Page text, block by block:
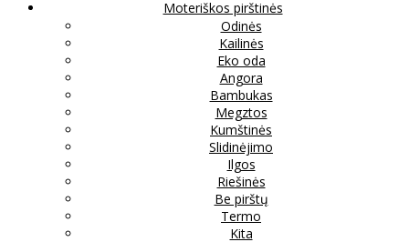
Moteriškos pirštinės
Odinės
Kailinės
Eko oda
Angora
Bambukas
Megztos
Kumštinės
Slidinėjimo
Ilgos
Riešinės
Be pirštų
Termo
Kita